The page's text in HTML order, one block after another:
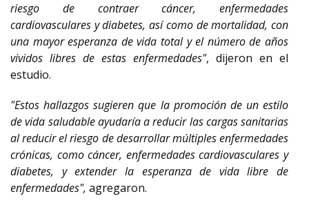
riesgo de contraer cáncer, enfermedades
cardiovasculares y diabetes, así como de mortalidad, con
una mayor esperanza de vida total y el número de años
vividos libres de estas enfermedades", dijeron en el
estudio.
"Estos hallazgos sugieren que la promoción de un estilo
de vida saludable ayudaría a reducir las cargas sanitarias
al reducir el riesgo de desarrollar múltiples enfermedades
crónicas, como cáncer, enfermedades cardiovasculares y
diabetes, y extender la esperanza de vida libre de
enfermedades", agregaron.